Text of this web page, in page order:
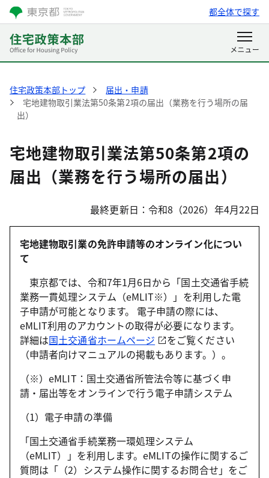
都全体で探す
住宅政策本部トップ
届出・申請
宅地建物取引業法第50条第2項の届出（業務を行う場所の届
出）
宅地建物取引業法第50条第2項の
届出（業務を行う場所の届出）
最終更新日：令和8（2026）年4月22日
宅地建物取引業の免許申請等のオンライン化につい
て
東京都では、令和7年1月6日から「国土交通省手続
業務一貫処理システム（eMLIT※）」を利用した電
子申請が可能となります。 電子申請の際には、
eMLIT利用のアカウントの取得が必要になります。
詳細は国土交通省ホームページ
をご覧ください
（申請者向けマニュアルの掲載もあります。）。
（※）eMLIT：国土交通省所管法令等に基づく申
請・届出等をオンラインで行う電子申請システム
（1）電子申請の準備
「国土交通省手続業務一環処理システム
（eMLIT）」を利用します。eMLITの操作に関するご
質問は「（2）システム操作に関するお問合せ」をご